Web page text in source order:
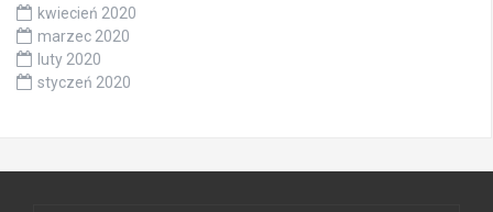
kwiecień 2020
marzec 2020
luty 2020
styczeń 2020